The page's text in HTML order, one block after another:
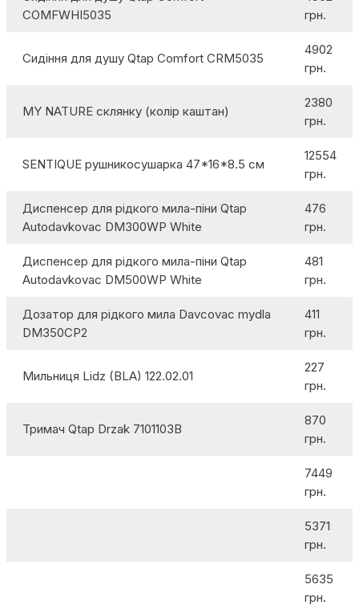
COMFWHI5035
грн.
Сидіння для душу Qtap Comfort CRM5035
4902
грн.
MY NATURE склянку (колір каштан)
2380
грн.
SENTIQUE рушникосушарка 47*16*8.5 см
12554
грн.
Диспенсер для рідкого мила-піни Qtap
Autodavkovac DM300WP White
476
грн.
Диспенсер для рідкого мила-піни Qtap
Autodavkovac DM500WP White
481
грн.
Дозатор для рідкого мила Davcovac mydla
DM350CP2
411
грн.
Мильниця Lidz (BLA) 122.02.01
227
грн.
Тримач Qtap Drzak 7101103B
870
грн.
7449
грн.
5371
грн.
5635
грн.